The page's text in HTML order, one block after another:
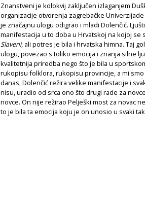
Znanstveni je kolokvij zaključen izlaganjem
organizacije otvorenja zagrebačke
je značajnu ulogu odigrao i mladi Dolenčić.
manifestacija u to doba u Hrvatskoj na kojoj se
Slaveni, ali potres je bila i hrvatska himna. Taj
ulogu, povezao s toliko emocija i znanja silne
kvalitetnija priredba nego što je bila u
rukopisu folklora, rukopisu provincije, a mi
danas, Dolenčić režira velike manifestacije i
nisu, uradio od srca ono što drugi rade za
novce. On nije režirao Pelješki most za novac
to je bila ta emocija koju je on unosio u svaki